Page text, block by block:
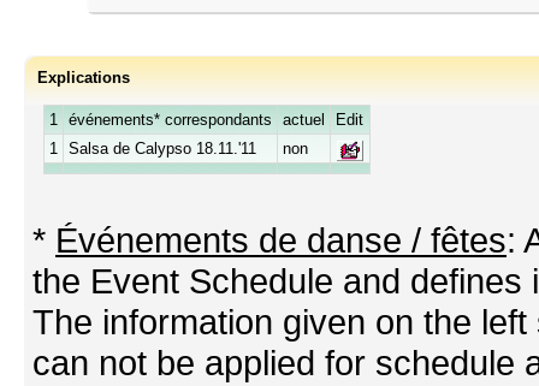
Explications
1 événements* correspondants actuel
Edit
1 Salsa de Calypso 18.11.'11 non
* Événements de danse / fêtes:
the Event Schedule and
The information given on the
can not be applied for schedule